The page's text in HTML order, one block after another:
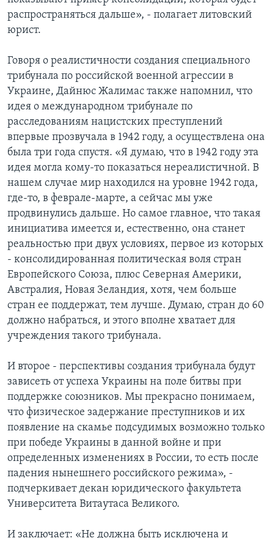
распространяться дальше», - полагает литовский
юрист.
Говоря о реалистичности создания специального
трибунала по российской военной агрессии в
Украине, Дайнюс Жалимас также напомнил, что
идея о международном трибунале по
расследованиям нацистских преступлений
впервые прозвучала в 1942 году, а осуществлена она
была три года спустя. «Я думаю, что в 1942 году эта
идея могла кому-то показаться нереалистичной. В
нашем случае мир находился на уровне 1942 года,
где-то, в феврале-марте, а сейчас мы уже
продвинулись дальше. Но самое главное, что такая
инициатива имеется и, естественно, она станет
реальностью при двух условиях, первое из которых
- консолидированная политическая воля стран
Европейского Союза, плюс Северная Америки,
Австралия, Новая Зеландия, хотя, чем больше
стран ее поддержат, тем лучше. Думаю, стран до 60
должно набраться, и этого вполне хватает для
учреждения такого трибунала.
И второе - перспективы создания трибунала будут
зависеть от успеха Украины на поле битвы при
поддержке союзников. Мы прекрасно понимаем,
что физическое задержание преступников и их
появление на скамье подсудимых возможно только
при победе Украины в данной войне и при
определенных изменениях в России, то есть после
падения нынешнего российского режима», -
подчеркивает декан юридического факультета
Университета Витаутаса Великого.
И заключает: «Не должна быть исключена и